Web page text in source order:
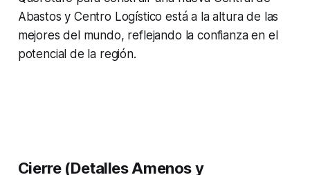
Abastos y Centro Logístico está a la altura de las
mejores del mundo, reflejando la confianza en el
potencial de la región.
Cierre (Detalles Amenos y